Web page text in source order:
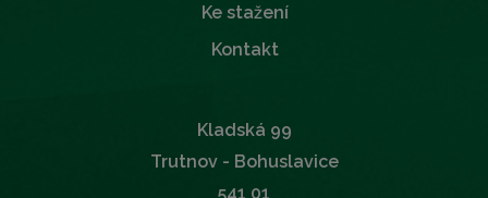
Ke stažení
Kontakt
Kladská 99
Trutnov - Bohuslavice
541 01